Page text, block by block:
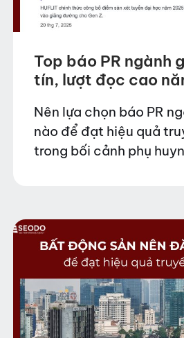
Top báo PR ngành
tín, lượt đọc cao
Nên lựa chọn báo PR
nào để đạt hiệu quả
trong bối cảnh phụ